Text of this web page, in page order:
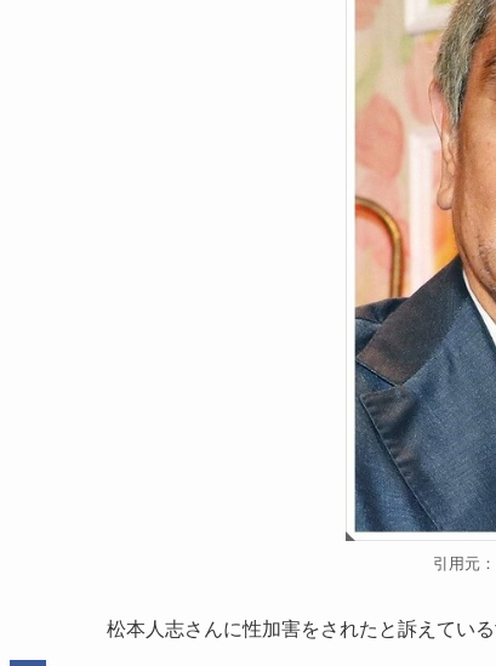
引用元
松本人志さんに性加害をされたと訴えてい